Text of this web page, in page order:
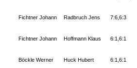
Fichtner Johann Radbruch Jens 7:6,6:3
Fichtner Johann Hoffmann Klaus 6:1,6:1
Böckle Werner Huck Hubert 6:1,6:1